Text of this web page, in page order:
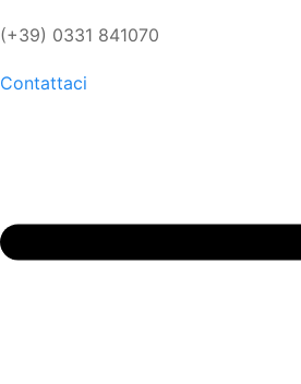
(+39) 0331 841070
Contattaci